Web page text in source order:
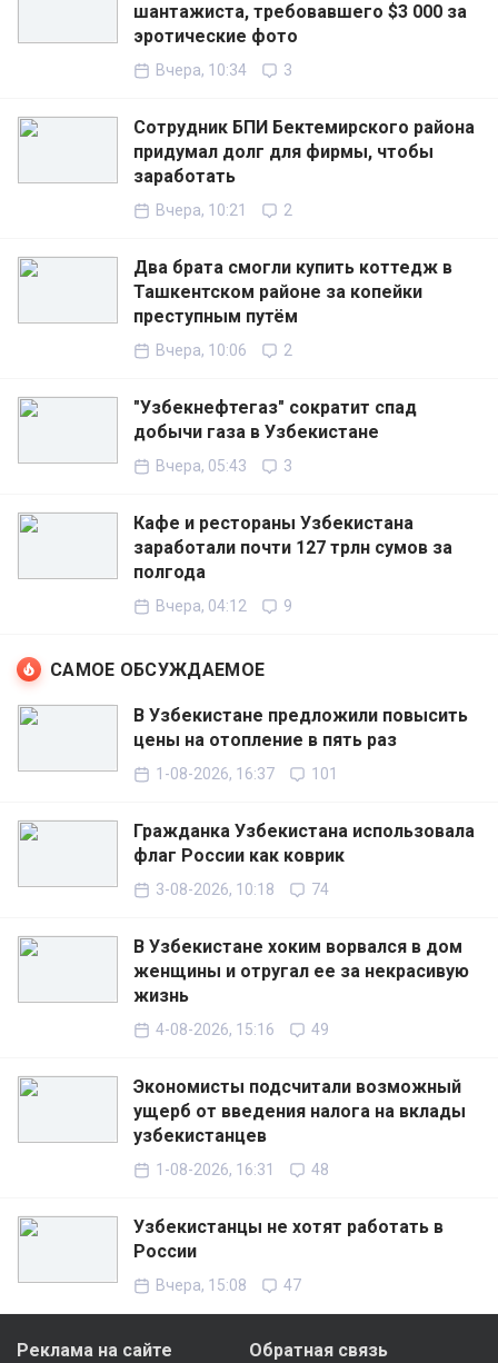
шантажиста, требовавшего $3 000 за
эротические фото
Вчера, 10:34 3
Сотрудник БПИ Бектемирского района
придумал долг для фирмы, чтобы
заработать
Вчера, 10:21 2
Два брата смогли купить коттедж в
Ташкентском районе за копейки
преступным путём
Вчера, 10:06 2
"Узбекнефтегаз" сократит спад
добычи газа в Узбекистане
Вчера, 05:43 3
Кафе и рестораны Узбекистана
заработали почти 127 трлн сумов за
полгода
Вчера, 04:12 9
САМОЕ ОБСУЖДАЕМОЕ
В Узбекистане предложили повысить
цены на отопление в пять раз
1-08-2026, 16:37 101
Гражданка Узбекистана использовала
флаг России как коврик
3-08-2026, 10:18 74
В Узбекистане хоким ворвался в дом
женщины и отругал ее за некрасивую
жизнь
4-08-2026, 15:16 49
Экономисты подсчитали возможный
ущерб от введения налога на вклады
узбекистанцев
1-08-2026, 16:31 48
Узбекистанцы не хотят работать в
России
Вчера, 15:08 47
Реклама на сайте Обратная связь